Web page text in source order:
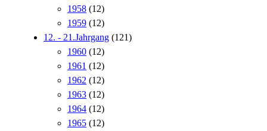
1958 (12)
1959 (12)
12. - 21.Jahrgang (121)
1960 (12)
1961 (12)
1962 (12)
1963 (12)
1964 (12)
1965 (12)